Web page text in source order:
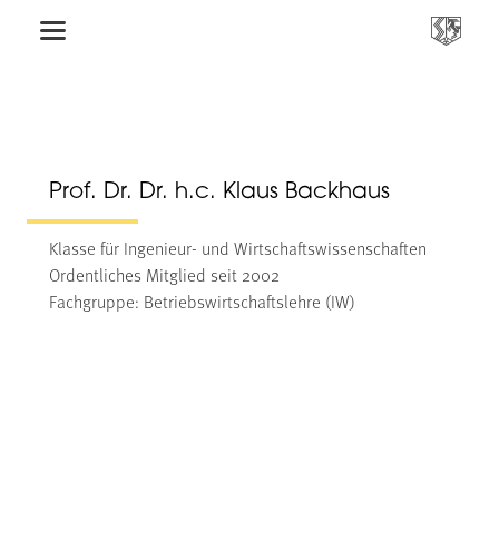
Prof. Dr. Dr. h.c. Klaus Backhaus
Klasse für Ingenieur- und Wirtschaftswissenschaften
Ordentliches Mitglied seit 2002
Fachgruppe: Betriebswirtschaftslehre (IW)